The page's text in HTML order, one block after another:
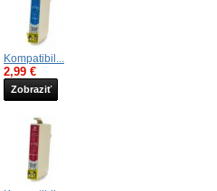
Kompatibil...
2,99 €
Zobraziť